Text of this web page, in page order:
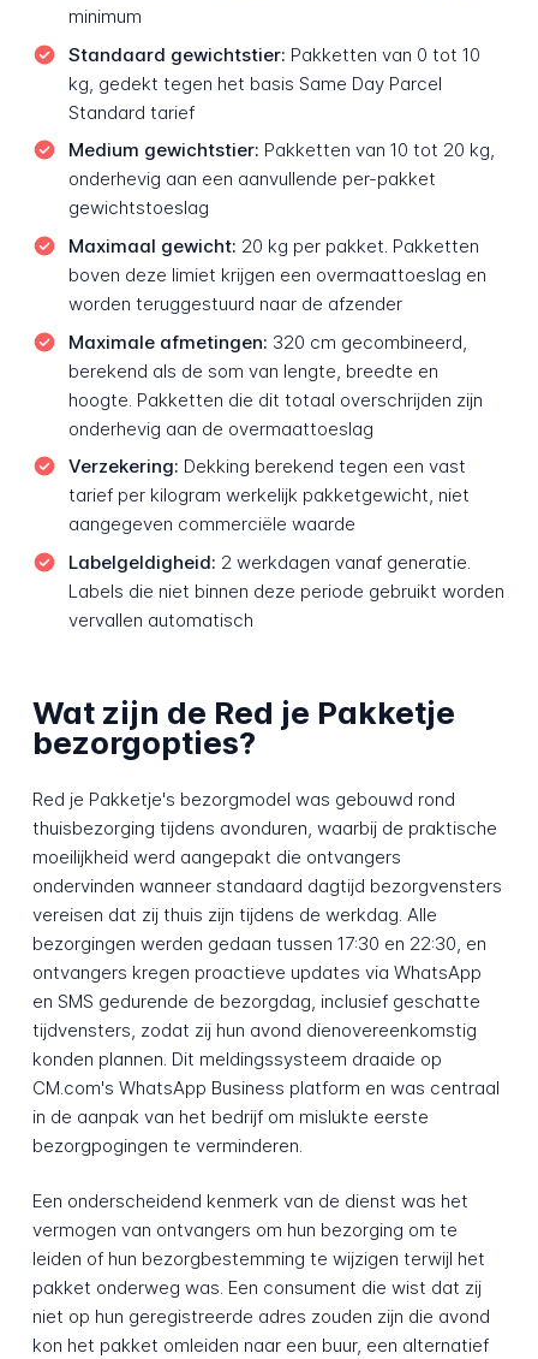
minimum
Standaard gewichtstier: Pakketten van 0 tot 10
kg, gedekt tegen het basis Same Day Parcel
Standard tarief
Medium gewichtstier: Pakketten van 10 tot 20 kg,
onderhevig aan een aanvullende per-pakket
gewichtstoeslag
Maximaal gewicht: 20 kg per pakket. Pakketten
boven deze limiet krijgen een overmaattoeslag en
worden teruggestuurd naar de afzender
Maximale afmetingen: 320 cm gecombineerd,
berekend als de som van lengte, breedte en
hoogte. Pakketten die dit totaal overschrijden zijn
onderhevig aan de overmaattoeslag
Verzekering: Dekking berekend tegen een vast
tarief per kilogram werkelijk pakketgewicht, niet
aangegeven commerciële waarde
Labelgeldigheid: 2 werkdagen vanaf generatie.
Labels die niet binnen deze periode gebruikt worden
vervallen automatisch
Wat zijn de Red je Pakketje
bezorgopties?
Red je Pakketje's bezorgmodel was gebouwd rond
thuisbezorging tijdens avonduren, waarbij de praktische
moeilijkheid werd aangepakt die ontvangers
ondervinden wanneer standaard dagtijd bezorgvensters
vereisen dat zij thuis zijn tijdens de werkdag. Alle
bezorgingen werden gedaan tussen 17:30 en 22:30, en
ontvangers kregen proactieve updates via WhatsApp
en SMS gedurende de bezorgdag, inclusief geschatte
tijdvensters, zodat zij hun avond dienovereenkomstig
konden plannen. Dit meldingssysteem draaide op
CM.com's WhatsApp Business platform en was centraal
in de aanpak van het bedrijf om mislukte eerste
bezorgpogingen te verminderen.
Een onderscheidend kenmerk van de dienst was het
vermogen van ontvangers om hun bezorging om te
leiden of hun bezorgbestemming te wijzigen terwijl het
pakket onderweg was. Een consument die wist dat zij
niet op hun geregistreerde adres zouden zijn die avond
kon het pakket omleiden naar een buur, een alternatief